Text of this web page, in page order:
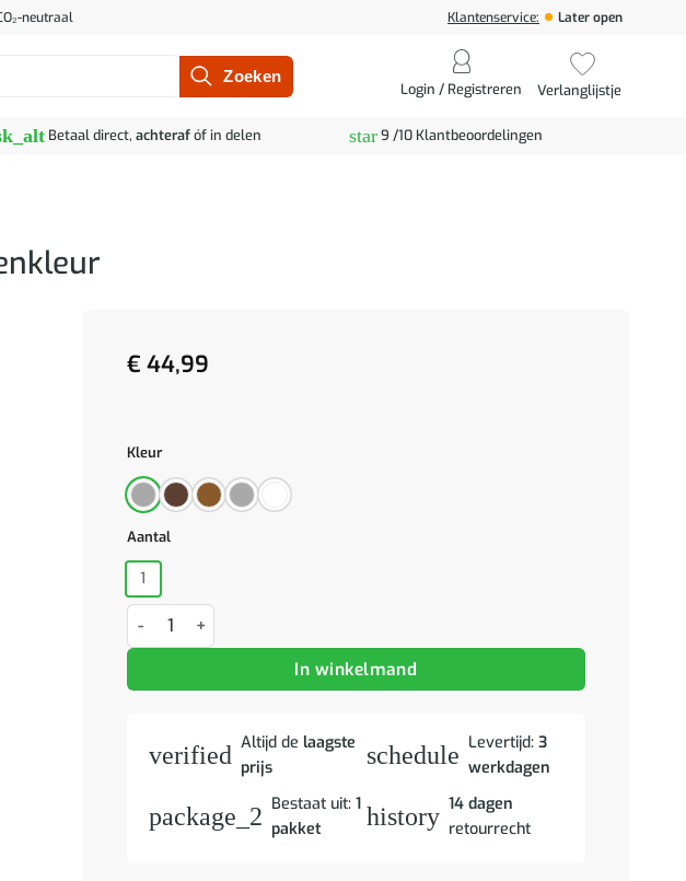
neutraal Klantenservice: Later open
Login / Registreren Verlanglijstje
Betaal direct, achterafóf in delen star9 /10 Klantbeoordelingen
€ 44,99
Kleur
Aantal
1
Bureaukastje 40x49x75 cm bewerkt hout bruin eikenkleur aantal
In winkelmand
verified Altijd de laagste
prijs
schedule Levertijd:3
werkdagen
package_2 Bestaat uit: 1
pakket
history 14 dagen
retourrecht